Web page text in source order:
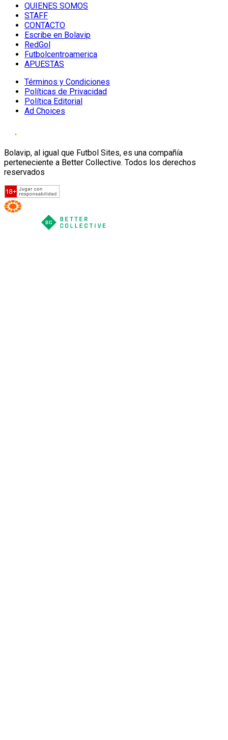
QUIENES SOMOS
STAFF
CONTACTO
Escribe en Bolavip
RedGol
Futbolcentroamerica
APUESTAS
Términos y Condiciones
Políticas de Privacidad
Política Editorial
Ad Choices
Bolavip, al igual que Futbol Sites, es una compañía
perteneciente a Better Collective. Todos los derechos
reservados